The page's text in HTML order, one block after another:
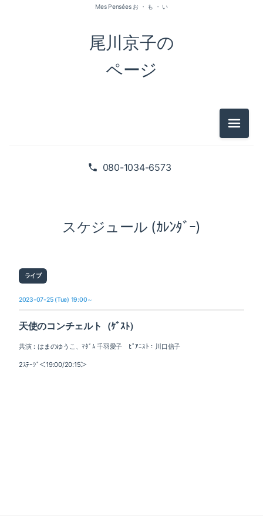
080-1034-6573
尾川京子の
ページ
Mes Pensées お ・ も ・ い
メニュ
スケジュール (ｶﾚﾝﾀﾞｰ)
ライブ
2023-07-25 (Tue) 19:00～
天使のコンチェルト（ｹﾞｽﾄ）
共演：はまのゆうこ、ﾏﾀﾞﾑ 千羽愛子 ﾋﾟｱﾆｽﾄ：川口信子
2ｽﾃｰｼﾞ＜19:00/20:15＞